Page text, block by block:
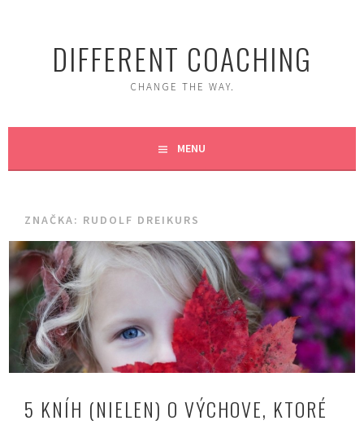
DIFFERENT COACHING
CHANGE THE WAY.
MENU
ZNAČKA: RUDOLF DREIKURS
5 KNÍH (NIELEN) O VÝCHOVE, KTORÉ